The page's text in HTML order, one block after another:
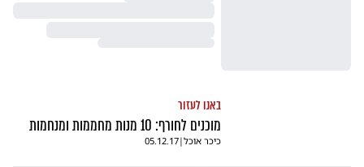
באנו לעזור
מוכנים לחורף: 10 מנות מחממות ומנחמות
כיכר אוכל|
05.12.17